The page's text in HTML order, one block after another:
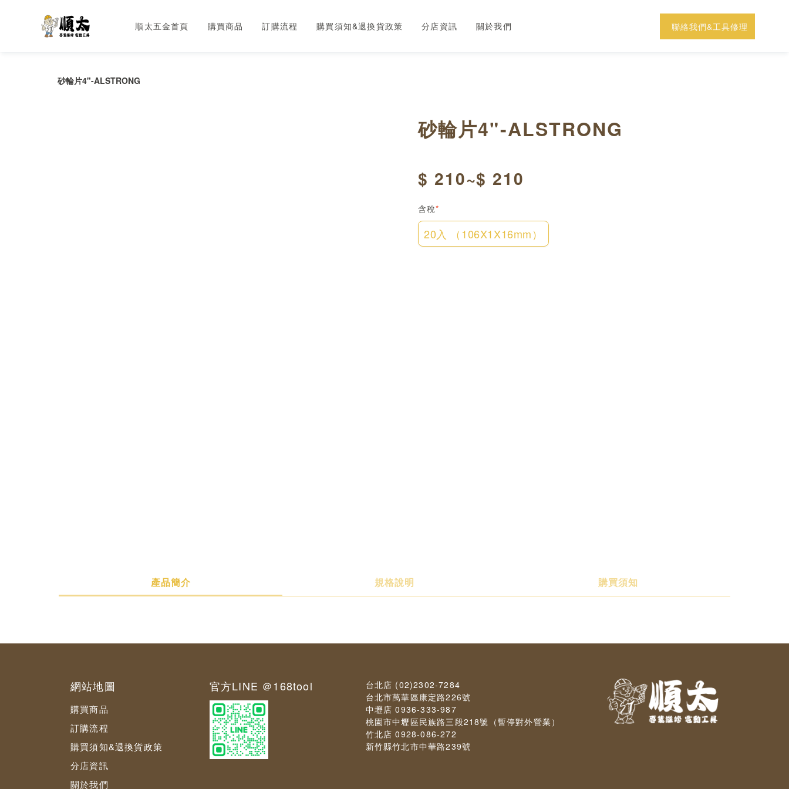
順太五金首頁 購買商品 訂購流程 購買須知&退換貨政策 分店資訊 關於我們 聯絡我們&工具修理
砂輪片4"-ALSTRONG
砂輪片4"-ALSTRONG
$ 210~$ 210
含稅*
20入 （106X1X16mm）
產品簡介 規格說明 購買須知
網站地圖
購買商品
訂購流程
購買須知&退換貨政策
分店資訊
關於我們
官方LINE ＠168tool
台北店 (02)2302-7284
台北市萬華區康定路226號
中壢店 0936-333-987
桃園市中壢區民族路三段218號（暫停對外營業）
竹北店 0928-086-272
新竹縣竹北市中華路239號